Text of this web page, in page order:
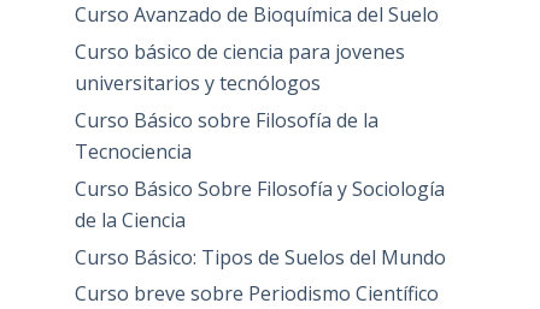
Curso Avanzado de Bioquímica del Suelo
Curso básico de ciencia para jovenes
universitarios y tecnólogos
Curso Básico sobre Filosofía de la
Tecnociencia
Curso Básico Sobre Filosofía y Sociología
de la Ciencia
Curso Básico: Tipos de Suelos del Mundo
Curso breve sobre Periodismo Científico